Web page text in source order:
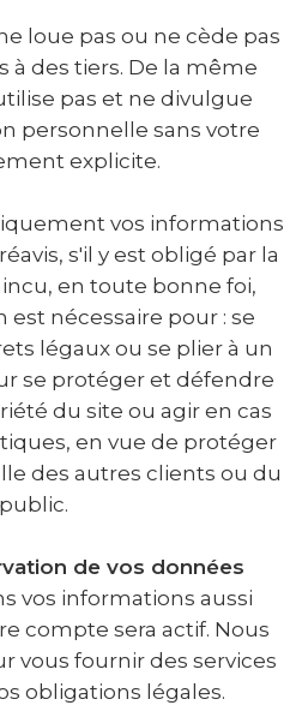
loue pas ou ne cède pas
à des tiers. De la même
pas et ne divulgue
personnelle sans votre
explicite.
vos informations
s'il y est obligé par la
en toute bonne foi,
nécessaire pour : se
légaux ou se plier à un
se protéger et défendre
du site ou agir en cas
en vue de protéger
des autres clients ou du
public.
de vos données
vos informations aussi
compte sera actif. Nous
vous fournir des services
obligations légales.